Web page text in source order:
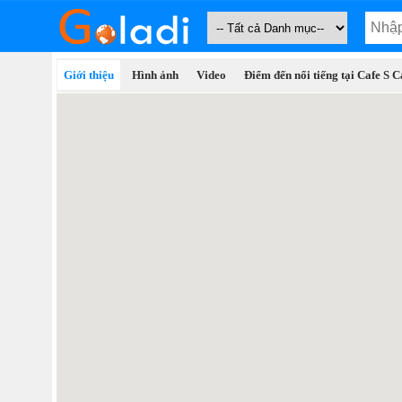
Giới thiệu Hình ảnh Video Điểm đến nổi tiếng tại Cafe S